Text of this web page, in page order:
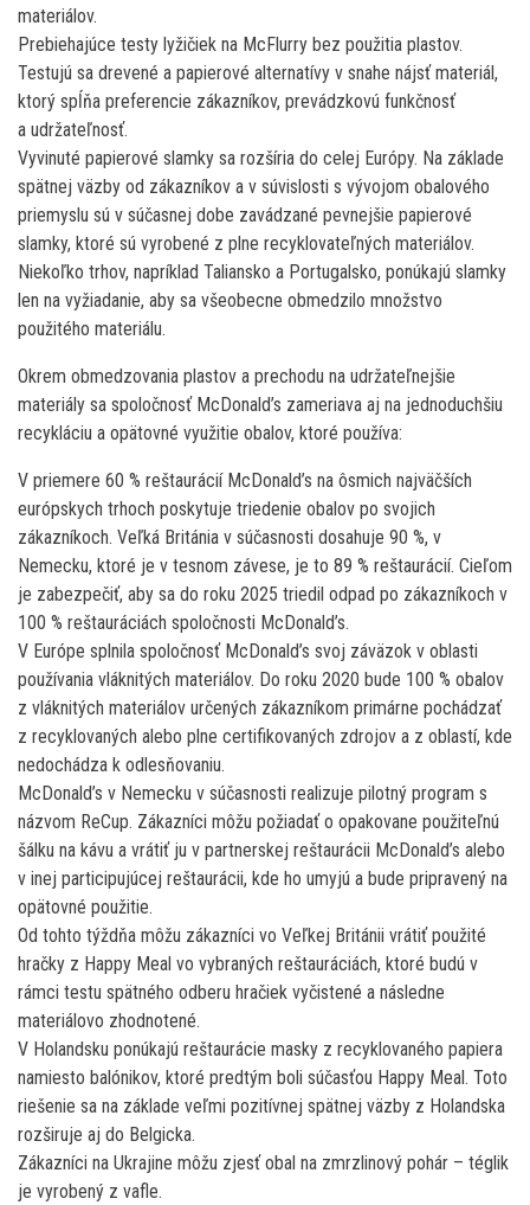
materiálov.
Prebiehajúce testy lyžičiek na McFlurry bez použitia plastov.
Testujú sa drevené a papierové alternatívy v snahe nájsť materiál,
ktorý spĺňa preferencie zákazníkov, prevádzkovú funkčnosť
a udržateľnosť.
Vyvinuté papierové slamky sa rozšíria do celej Európy. Na základe
spätnej väzby od zákazníkov a v súvislosti s vývojom obalového
priemyslu sú v súčasnej dobe zavádzané pevnejšie papierové
slamky, ktoré sú vyrobené z plne recyklovateľných materiálov.
Niekoľko trhov, napríklad Taliansko a Portugalsko, ponúkajú slamky
len na vyžiadanie, aby sa všeobecne obmedzilo množstvo
použitého materiálu.
Okrem obmedzovania plastov a prechodu na udržateľnejšie
materiály sa spoločnosť McDonald’s zameriava aj na jednoduchšiu
recykláciu a opätovné využitie obalov, ktoré používa:
V priemere 60 % reštaurácií McDonald’s na ôsmich najväčších
európskych trhoch poskytuje triedenie obalov po svojich
zákazníkoch. Veľká Británia v súčasnosti dosahuje 90 %, v
Nemecku, ktoré je v tesnom závese, je to 89 % reštaurácií. Cieľom
je zabezpečiť, aby sa do roku 2025 triedil odpad po zákazníkoch v
100 % reštauráciách spoločnosti McDonald’s.
V Európe splnila spoločnosť McDonald’s svoj záväzok v oblasti
používania vláknitých materiálov. Do roku 2020 bude 100 % obalov
z vláknitých materiálov určených zákazníkom primárne pochádzať
z recyklovaných alebo plne certifikovaných zdrojov a z oblastí, kde
nedochádza k odlesňovaniu.
McDonald’s v Nemecku v súčasnosti realizuje pilotný program s
názvom ReCup. Zákazníci môžu požiadať o opakovane použiteľnú
šálku na kávu a vrátiť ju v partnerskej reštaurácii McDonald’s alebo
v inej participujúcej reštaurácii, kde ho umyjú a bude pripravený na
opätovné použitie.
Od tohto týždňa môžu zákazníci vo Veľkej Británii vrátiť použité
hračky z Happy Meal vo vybraných reštauráciách, ktoré budú v
rámci testu spätného odberu hračiek vyčistené a následne
materiálovo zhodnotené.
V Holandsku ponúkajú reštaurácie masky z recyklovaného papiera
namiesto balónikov, ktoré predtým boli súčasťou Happy Meal. Toto
riešenie sa na základe veľmi pozitívnej spätnej väzby z Holandska
rozširuje aj do Belgicka.
Zákazníci na Ukrajine môžu zjesť obal na zmrzlinový pohár – téglik
je vyrobený z vafle.